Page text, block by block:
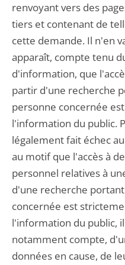
renvoyant vers des
tiers et contenant de
cette demande. Il n'en
apparaît, compte tenu
d'information, que
partir d'une recherche
personne concernée
l'information du public.
légalement fait échec
au motif que l'accès à
personnel relatives à
d'une recherche
concernée est
l'information du public,
notamment compte,
données en cause, de